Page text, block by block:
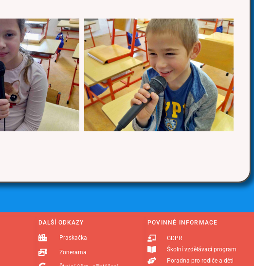
DALŠÍ ODKAZY
Praskačka
Zonerama
POVINNÉ INFORMACE
GDPR
Školní vzdělávací program
Poradna pro rodiče a děti